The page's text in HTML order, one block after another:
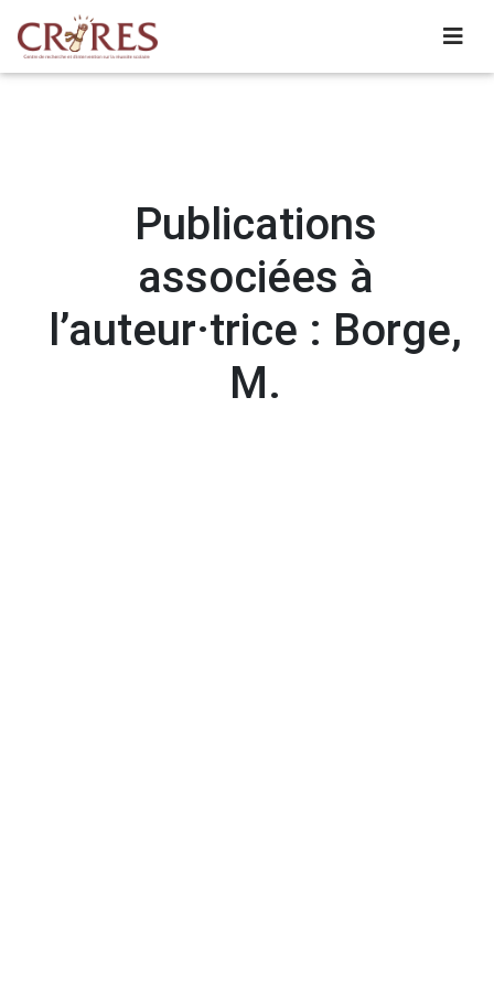
Publications
associées à
l’auteur·trice : Borge,
M.